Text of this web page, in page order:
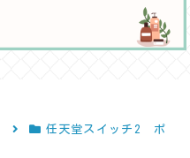
任天堂スイッチ2 ポ